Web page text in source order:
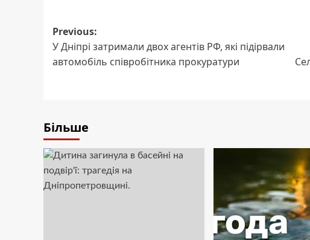
Post
navigation
Previous:
У Дніпрі затримали двох агентів РФ, які підірвали
автомобіль співробітника прокуратури
Більше